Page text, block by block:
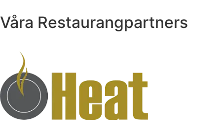
Våra Restaurangpartners